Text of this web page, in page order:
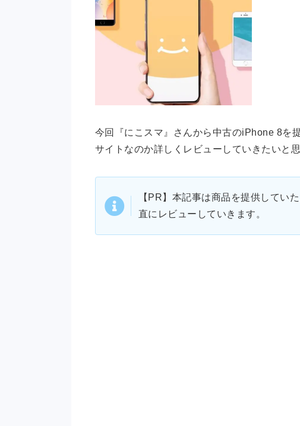
今回『にこスマ』さんから中古のiPhone 8を
サイトなのか詳しくレビューしていきたいと思
【PR】本記事は商品を提供してい
直にレビューしていきます。